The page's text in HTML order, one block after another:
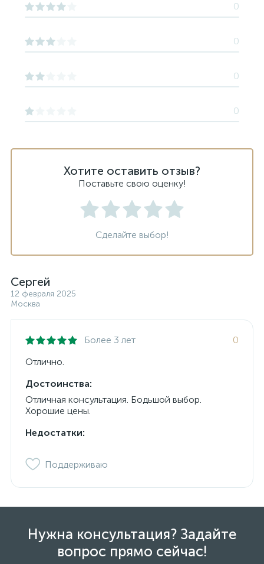
Хотите оставить отзыв?
Поставьте свою оценку!
Сделайте выбор!
Сергей
12 февраля 2025
Москва
Более 3 лет
0
Отлично.
Достоинства:
Отличная консультация. Бодьшой выбор.
Хорошие цены.
Недостатки:
Поддерживаю
0
0
0
0
Нужна консультация? Задайте
вопрос прямо сейчас!